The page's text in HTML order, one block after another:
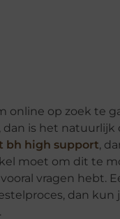
op zoek te
is het
bh high support,
moet om dit te
vragen hebt.
dan